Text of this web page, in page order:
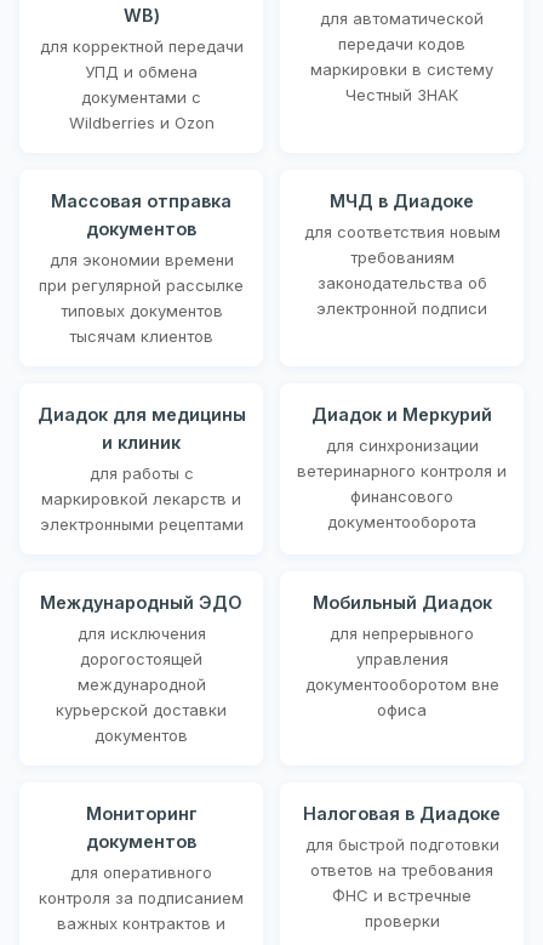
WB)
для корректной передачи
УПД и обмена
документами с
Wildberries и Ozon
для автоматической
передачи кодов
маркировки в систему
Честный ЗНАК
Массовая отправка
документов
для экономии времени
при регулярной рассылке
типовых документов
тысячам клиентов
МЧД в Диадоке
для соответствия новым
требованиям
законодательства об
электронной подписи
Диадок для медицины
и клиник
для работы с
маркировкой лекарств и
электронными рецептами
Диадок и Меркурий
для синхронизации
ветеринарного контроля и
финансового
документооборота
Международный ЭДО
для исключения
дорогостоящей
международной
курьерской доставки
документов
Мобильный Диадок
для непрерывного
управления
документооборотом вне
офиса
Мониторинг
документов
для оперативного
контроля за подписанием
важных контрактов и
Налоговая в Диадоке
для быстрой подготовки
ответов на требования
ФНС и встречные
проверки